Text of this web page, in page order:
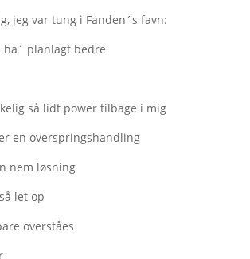
jeg var tung i Fanden´s favn:
ha´ planlagt bedre
så lidt power tilbage i mig
en overspringshandling
nem løsning
let op
overståes